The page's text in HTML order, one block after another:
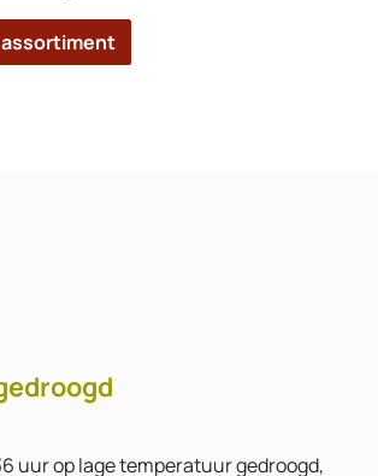
uur op lage temperatuur gedroogd,